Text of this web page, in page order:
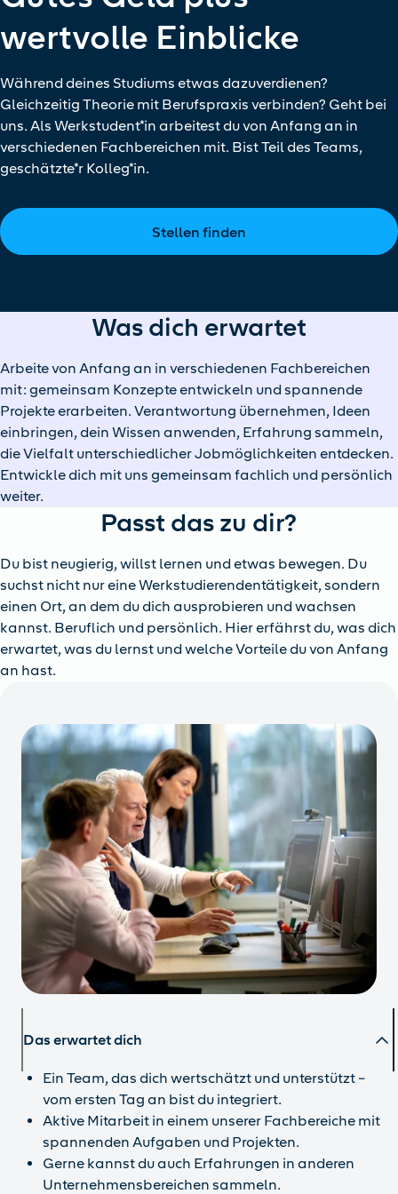
wertvolle Einblicke
Während deines Studiums etwas dazuverdienen?
Gleichzeitig Theorie mit Berufspraxis verbinden? Geht bei
uns. Als Werkstudent*in arbeitest du von Anfang an in
verschiedenen Fachbereichen mit. Bist Teil des Teams,
geschätzte*r Kolleg*in.
Stellen finden
Was dich erwartet
Arbeite von Anfang an in verschiedenen Fachbereichen
mit: gemeinsam Konzepte entwickeln und spannende
Projekte erarbeiten. Verantwortung übernehmen, Ideen
einbringen, dein Wissen anwenden, Erfahrung sammeln,
die Vielfalt unterschiedlicher Jobmöglichkeiten entdecken.
Entwickle dich mit uns gemeinsam fachlich und persönlich
weiter.
Passt das zu dir?
Du bist neugierig, willst lernen und etwas bewegen. Du
suchst nicht nur eine Werkstudierendentätigkeit, sondern
einen Ort, an dem du dich ausprobieren und wachsen
kannst. Beruflich und persönlich. Hier erfährst du, was dich
erwartet, was du lernst und welche Vorteile du von Anfang
an hast.
Das erwartet dich
Ein Team, das dich wertschätzt und unterstützt –
vom ersten Tag an bist du integriert.
Aktive Mitarbeit in einem unserer Fachbereiche mit
spannenden Aufgaben und Projekten.
Gerne kannst du auch Erfahrungen in anderen
Unternehmensbereichen sammeln.